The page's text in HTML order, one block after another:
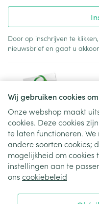
Wij gebruiken cookies
Onze webshop maakt
cookies. Deze cookies
te laten functioneren.
andere soorten cookies;
mogelijkheid om
instellingen aan te
ons cookiebeleid
Door op inschrijven te
nieuwsbrief en gaat u
Juridische links